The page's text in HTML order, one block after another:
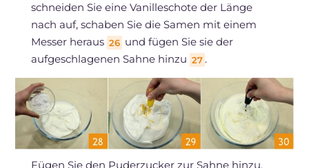
schneiden Sie eine Vanilleschote der Länge
nach auf, schaben Sie die Samen mit einem
Messer heraus 26 und fügen Sie sie der
aufgeschlagenen Sahne hinzu 27 .
Fügen Sie den Puderzucker zur Sahne hinzu,